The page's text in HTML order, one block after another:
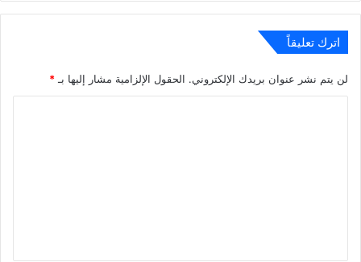
اترك تعليقاً
لن يتم نشر عنوان بريدك الإلكتروني. الحقول الإلزامية مشار إليها بـ *